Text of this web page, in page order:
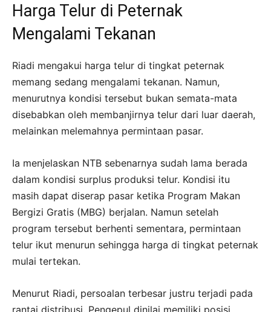
Harga Telur di Peternak
Mengalami Tekanan
Riadi mengakui harga telur di tingkat peternak
memang sedang mengalami tekanan. Namun,
menurutnya kondisi tersebut bukan semata-mata
disebabkan oleh membanjirnya telur dari luar daerah,
melainkan melemahnya permintaan pasar.
Ia menjelaskan NTB sebenarnya sudah lama berada
dalam kondisi surplus produksi telur. Kondisi itu
masih dapat diserap pasar ketika Program Makan
Bergizi Gratis (MBG) berjalan. Namun setelah
program tersebut berhenti sementara, permintaan
telur ikut menurun sehingga harga di tingkat peternak
mulai tertekan.
Menurut Riadi, persoalan terbesar justru terjadi pada
rantai distribusi. Pengepul dinilai memiliki posisi